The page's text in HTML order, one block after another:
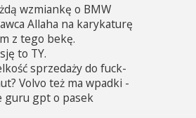
wzmiankę o BMW
Allaha na karykaturę
z tego bekę.
to TY.
sprzedaży do fuck-
Volvo też ma wpadki -
guru gpt o pasek